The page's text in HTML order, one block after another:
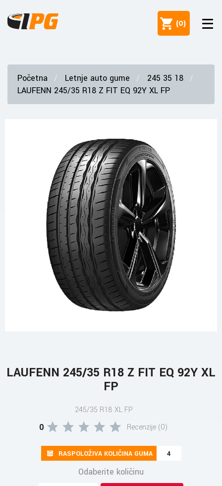
(0)
Početna Letnje auto gume
245 35 18
LAUFENN 245/35 R18 Z FIT EQ 92Y XL FP
LAUFENN 245/35 R18 Z FIT EQ 92Y XL
FP
245/35 R18 XL FP
0 Recenzije (0)
RASPOLOŽIVA KOLIČINA GUMA 4
Odaberite količinu